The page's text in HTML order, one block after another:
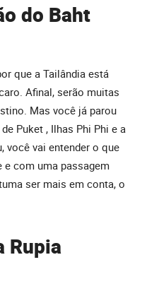
do Baht
que a Tailândia está
Afinal, serão muitas
Mas você já parou
Puket , Ilhas Phi Phi e a
você vai entender o que
com uma passagem
ser mais em conta, o
Rupia